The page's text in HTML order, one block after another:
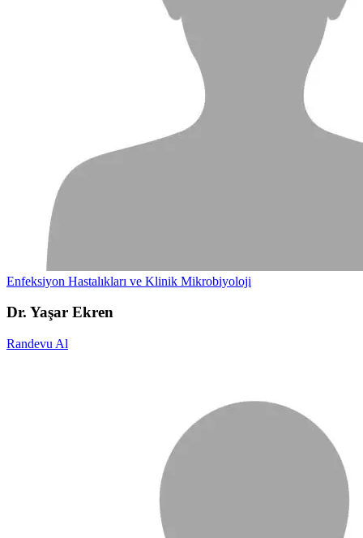
Enfeksiyon Hastalıkları ve Klinik Mikrobiyoloji
Dr. Yaşar Ekren
Randevu Al